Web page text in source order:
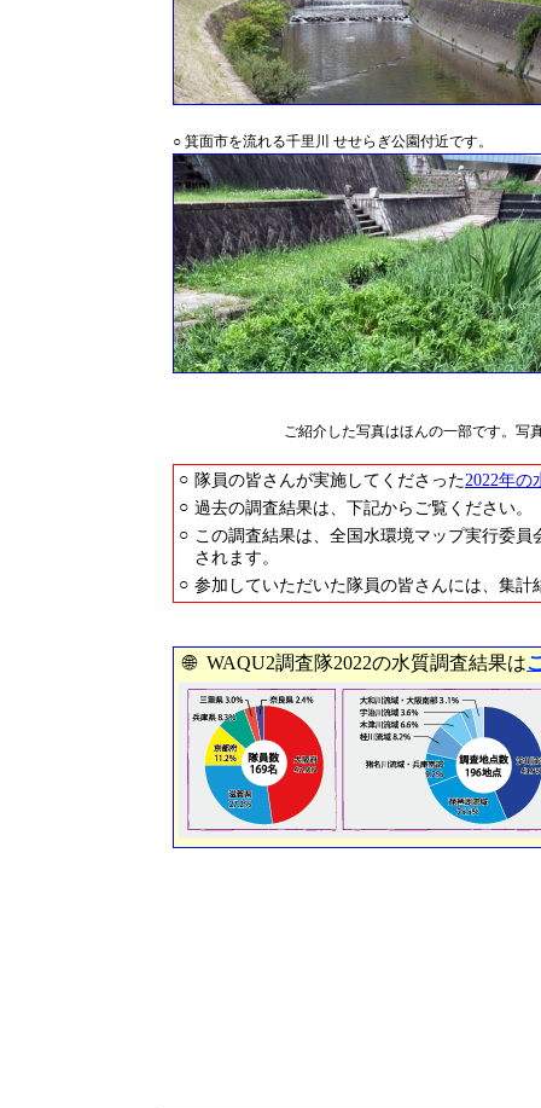
○ 箕面市を流れる千里川 せせらぎ公園付近です。
ご紹介した写真はほんの一部です。写
○ 隊員の皆さんが実施してくださった2022年の
○ 過去の調査結果は、下記からご覧ください。
○ この調査結果は、全国水環境マップ実行委
されます。
○ 参加していただいた隊員の皆さんには、集計
🌐 WAQU2調査隊2022の水質調査結果は